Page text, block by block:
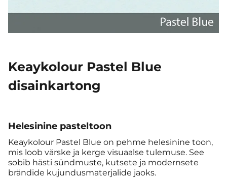
Keaykolour Pastel Blue
disainkartong
Helesinine pasteltoon
Keaykolour Pastel Blue on pehme helesinine toon,
mis loob värske ja kerge visuaalse tulemuse. See
sobib hästi sündmuste, kutsete ja modernsete
brändide kujundusmaterjalide jaoks.